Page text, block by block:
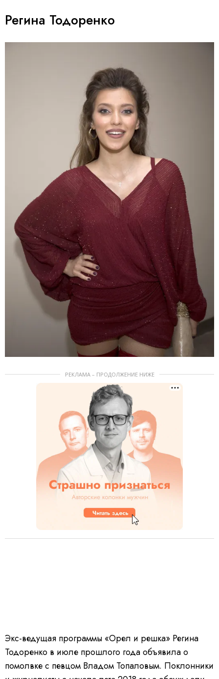
Регина Тодоренко
РЕКЛАМА – ПРОДОЛЖЕНИЕ НИЖЕ
Экс-ведущая программы «Орел и решка» Регина
Тодоренко в июле прошлого года объявила о
помолвке с певцом Владом Топаловым. Поклонники